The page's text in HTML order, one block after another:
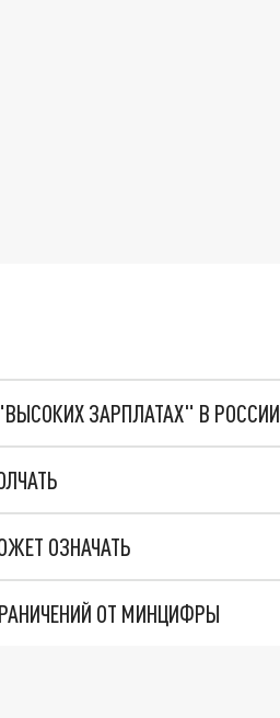
ЗАРПЛАТАХ" В РОССИИ
ОЗНАЧАТЬ
ОТ МИНЦИФРЫ